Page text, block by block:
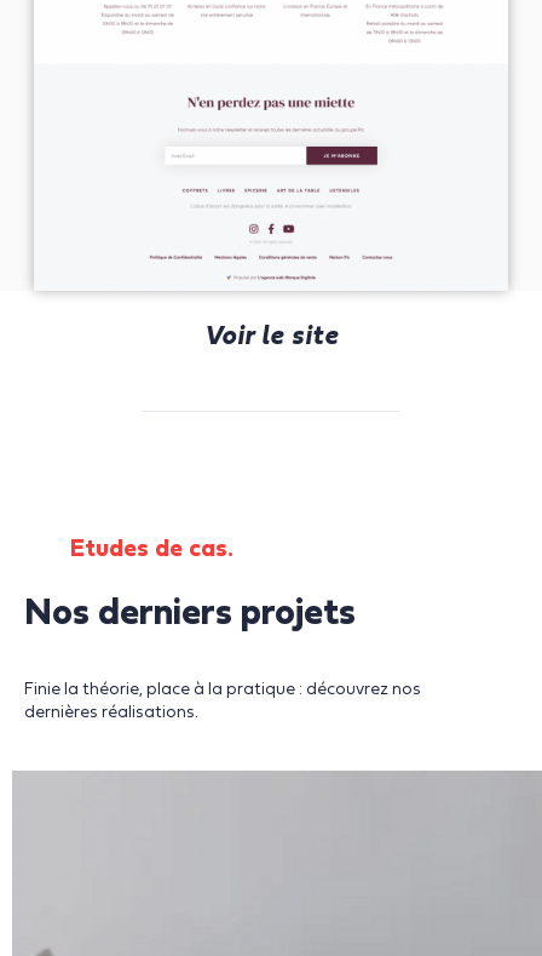
Voir le site
Etudes de cas.
Nos derniers projets
Finie la théorie, place à la pratique : découvrez nos
dernières réalisations.